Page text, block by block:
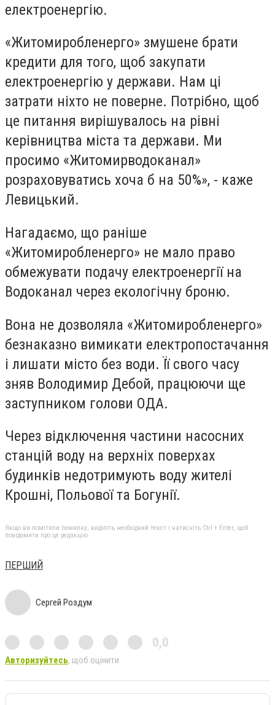
електроенергію.
«Житомиробленерго» змушене брати
кредити для того, щоб закупати
електроенергію у держави. Нам ці
затрати ніхто не поверне. Потрібно, щоб
це питання вирішувалось на рівні
керівництва міста та держави. Ми
просимо «Житомирводоканал»
розраховуватись хоча б на 50%», - каже
Левицький.
Нагадаємо, що раніше
«Житомиробленерго» не мало право
обмежувати подачу електроенергії на
Водоканал через екологічну броню.
Вона не дозволяла «Житомиробленерго»
безнаказно вимикати електропостачання
і лишати місто без води. Її свого часу
зняв Володимир Дебой, працюючи ще
заступником голови ОДА.
Через відключення частини насосних
станцій воду на верхніх поверхах
будинків недотримують воду жителі
Крошні, Польової та Богунії.
Якщо ви помітили помилку, виділіть необхідний текст і натисніть Ctrl + Enter, щоб
повідомити про це редакцію
ПЕРШИЙ
Сергей Роздум
0,0
Авторизуйтесь, щоб оцінити